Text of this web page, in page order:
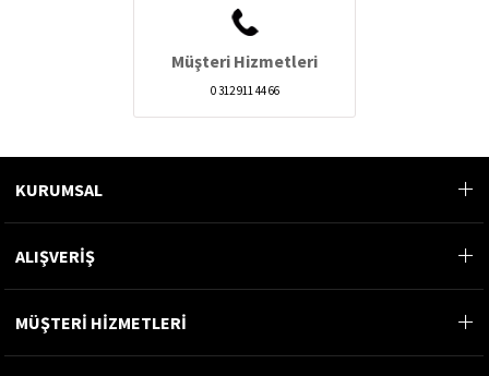
Müşteri Hizmetleri
0 312 911 44 66
KURUMSAL
ALIŞVERİŞ
MÜŞTERİ HİZMETLERİ